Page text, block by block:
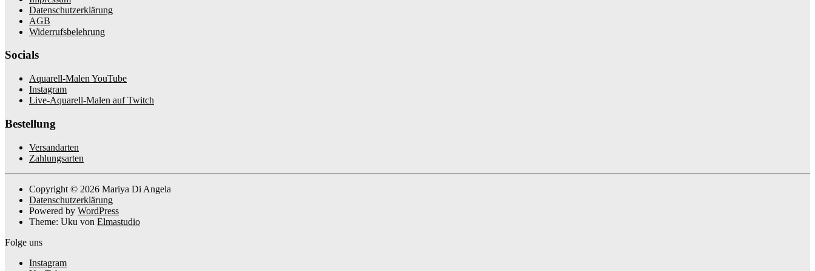
Datenschutzerklärung
AGB
Widerrufsbelehrung
Socials
Aquarell-Malen YouTube
Instagram
Live-Aquarell-Malen auf Twitch
Bestellung
Versandarten
Zahlungsarten
Copyright © 2026 Mariya Di Angela
Datenschutzerklärung
Powered by WordPress
Theme: Uku von Elmastudio
Folge uns
Instagram